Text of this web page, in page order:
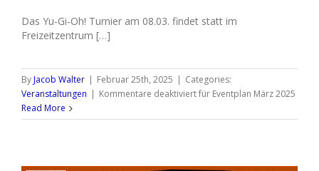
Das Yu-Gi-Oh! Turnier am 08.03. findet statt im
Freizeitzentrum […]
ByJacob Walter | Februar 25th, 2025 | Categories:
Veranstaltungen | Kommentare deaktiviertfür Eventplan März 2025
Read More